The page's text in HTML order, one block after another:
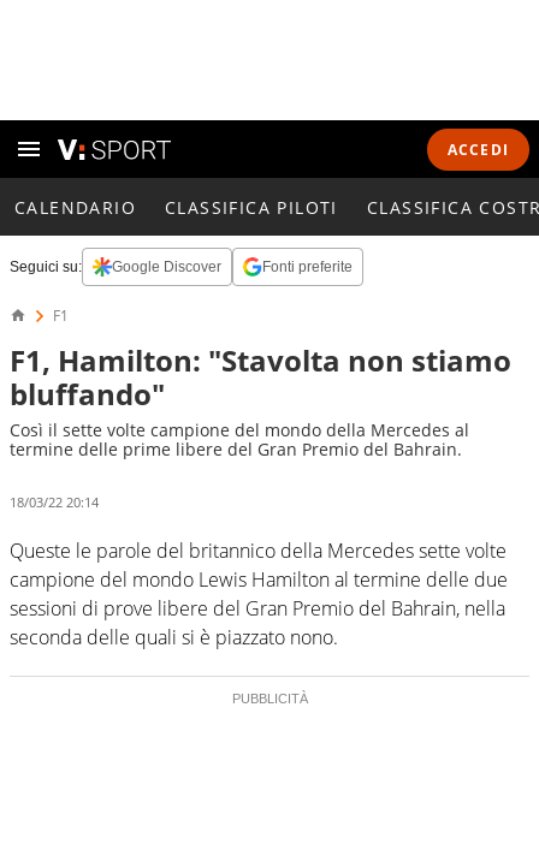
ACCEDI
CALENDARIO CLASSIFICA PILOTI CLASSIFICA
Seguici su: Google Discover Fonti preferite
F1
F1, Hamilton: "Stavolta non stiamo
bluffando"
Così il sette volte campione del mondo della Mercedes al
termine delle prime libere del Gran Premio del Bahrain.
18/03/22 20:14
Queste le parole del britannico della Mercedes sette volte
campione del mondo Lewis Hamilton al termine delle due
sessioni di prove libere del Gran Premio del Bahrain, nella
seconda delle quali si è piazzato nono.